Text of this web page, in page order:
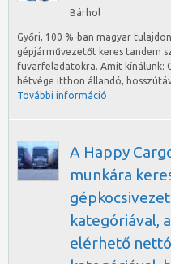
Bárhol
Győri, 100 %-ban magyar
gépjárművezetőt keres tandem
fuvarfeladatokra. Amit kínálunk:
hétvége itthon állandó,
További információ
A Happy
munkára
kategóriával,
elérhető